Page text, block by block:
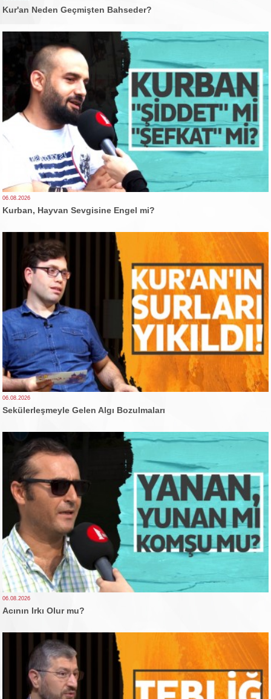
Kur'an Neden Geçmişten Bahseder?
06.08.2026
Kurban, Hayvan Sevgisine Engel mi?
06.08.2026
Sekülerleşmeyle Gelen Algı Bozulmaları
06.08.2026
Acının Irkı Olur mu?